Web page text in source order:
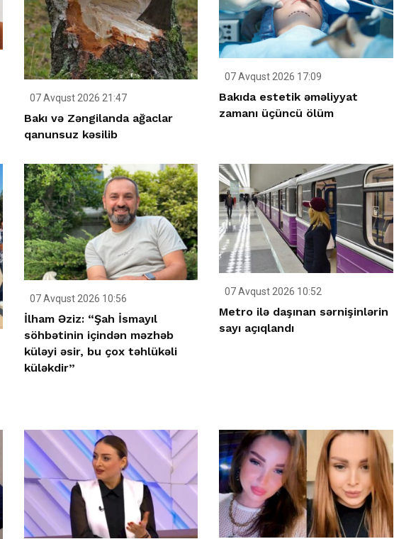
07 Avqust 2026 21:47
Bakı və Zəngilanda ağaclar
qanunsuz kəsilib
07 Avqust 2026 17:09
Bakıda estetik əməliyyat
zamanı üçüncü ölüm
07 Avqust 2026 10:56
İlham Əziz: “Şah İsmayıl
söhbətinin içindən məzhəb
küləyi əsir, bu çox təhlükəli
küləkdir”
07 Avqust 2026 10:52
Metro ilə daşınan sərnişinlərin
sayı açıqlandı